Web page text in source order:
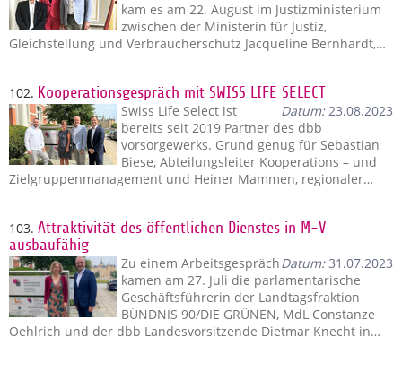
kam es am 22. August im Justizministerium
zwischen der Ministerin für Justiz,
Gleichstellung und Verbraucherschutz Jacqueline Bernhardt,…
102. Kooperationsgespräch mit SWISS LIFE SELECT
Datum:23.08.2023
Swiss Life Select ist
bereits seit 2019 Partner des dbb
vorsorgewerks. Grund genug für Sebastian
Biese, Abteilungsleiter Kooperations – und
Zielgruppenmanagement und Heiner Mammen, regionaler…
103. Attraktivität des öffentlichen Dienstes in M-V
ausbaufähig
Datum:31.07.2023
Zu einem Arbeitsgespräch
kamen am 27. Juli die parlamentarische
Geschäftsführerin der Landtagsfraktion
BÜNDNIS 90/DIE GRÜNEN, MdL Constanze
Oehlrich und der dbb Landesvorsitzende Dietmar Knecht in…